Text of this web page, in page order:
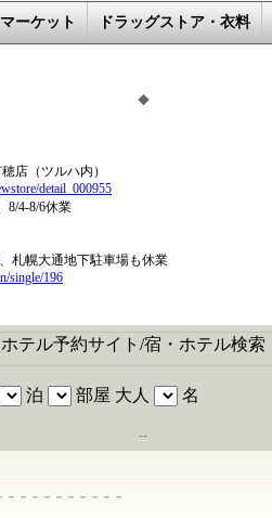
ーケット ドラッグストア・衣料
◆
－－－－－－－－－
--